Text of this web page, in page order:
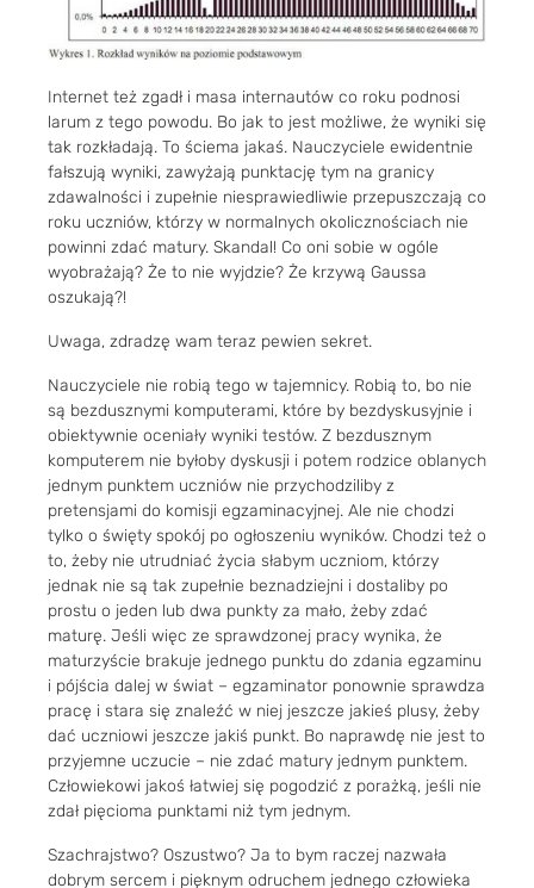
Internet też zgadł i masa internautów co roku podnosi
larum z tego powodu. Bo jak to jest możliwe, że wyniki się
tak rozkładają. To ściema jakaś. Nauczyciele ewidentnie
fałszują wyniki, zawyżają punktację tym na granicy
zdawalności i zupełnie niesprawiedliwie przepuszczają co
roku uczniów, którzy w normalnych okolicznościach nie
powinni zdać matury. Skandal! Co oni sobie w ogóle
wyobrażają? Że to nie wyjdzie? Że krzywą Gaussa
oszukają?!
Uwaga, zdradzę wam teraz pewien sekret.
Nauczyciele nie robią tego w tajemnicy. Robią to, bo nie
są bezdusznymi komputerami, które by bezdyskusyjnie i
obiektywnie oceniały wyniki testów. Z bezdusznym
komputerem nie byłoby dyskusji i potem rodzice oblanych
jednym punktem uczniów nie przychodziliby z
pretensjami do komisji egzaminacyjnej. Ale nie chodzi
tylko o święty spokój po ogłoszeniu wyników. Chodzi też o
to, żeby nie utrudniać życia słabym uczniom, którzy
jednak nie są tak zupełnie beznadziejni i dostaliby po
prostu o jeden lub dwa punkty za mało, żeby zdać
maturę. Jeśli więc ze sprawdzonej pracy wynika, że
maturzyście brakuje jednego punktu do zdania egzaminu
i pójścia dalej w świat – egzaminator ponownie sprawdza
pracę i stara się znaleźć w niej jeszcze jakieś plusy, żeby
dać uczniowi jeszcze jakiś punkt. Bo naprawdę nie jest to
przyjemne uczucie – nie zdać matury jednym punktem.
Człowiekowi jakoś łatwiej się pogodzić z porażką, jeśli nie
zdał pięcioma punktami niż tym jednym.
Szachrajstwo? Oszustwo? Ja to bym raczej nazwała
dobrym sercem i pięknym odruchem jednego człowieka